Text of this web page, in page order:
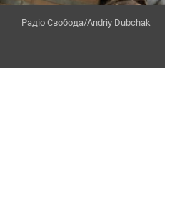
Радіо Свобода/Andriy Dubchak